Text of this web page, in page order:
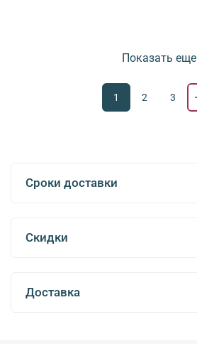
Показать еще
1 2 3
Сроки доставки
Скидки
Доставка